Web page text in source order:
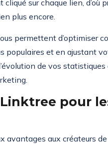
sur chaque lien, d’où
plus encore.
permettent d’optimiser
populaires et en ajustant
de vos
pour
avantages aux créateurs